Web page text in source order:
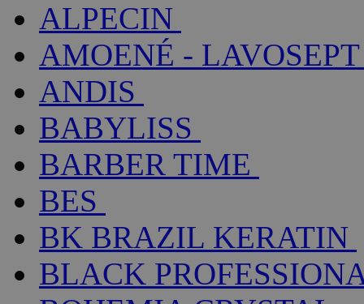
ALPECIN
AMOENÉ - LAVOSEPT
ANDIS
BABYLISS
BARBER TIME
BES
BK BRAZIL KERATIN
BLACK